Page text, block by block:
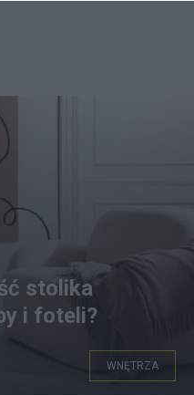
stolika
i foteli?
WNĘTRZA